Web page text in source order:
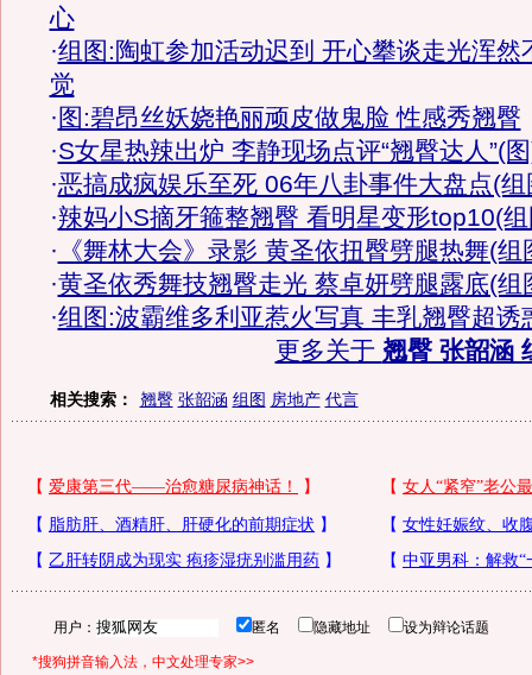
心
·组图:陶虹参加活动迟到 开心攀谈走光浑然
觉
· 图:碧昂丝妖娆艳丽顽皮做鬼脸 性感秀翘臀
·S女星热辣出炉 李静现场点评“翘臀达人”(
·恶搞成疯娱乐至死 06年八卦事件大盘点(组
·辣妈小S摘牙箍整翘臀 看明星变形top10(
· 《舞林大会》录影 黄圣依扭臀劈腿热舞(组
·黄圣依秀舞技翘臀走光 蔡卓妍劈腿露底(组
·组图:波霸维多利亚惹火写真 丰乳翘臀超诱
更多关于 翘臀 张韶涵
相关搜索： 翘臀 张韶涵 组图 房地产 代言
用户： 匿名 隐藏地址 设为辩论话题
*搜狗拼音输入法，中文处理专家>>